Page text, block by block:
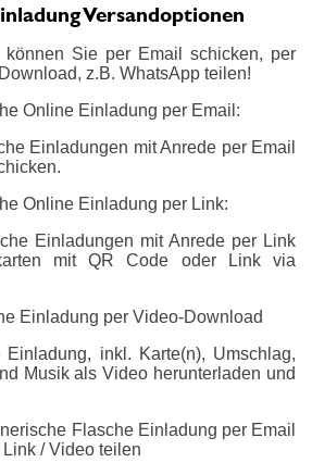
Versandoptionen
können Sie per Email schicken, per
z.B. WhatsApp teilen!
Online Einladung per Email:
Einladungen mit Anrede per Email
Online Einladung per Link:
Einladungen mit Anrede per Link
mit QR Code oder Link via
Einladung per Video-Download
Einladung, inkl. Karte(n), Umschlag,
Musik als Video herunterladen und
Flasche Einladung per Email
/ Video teilen